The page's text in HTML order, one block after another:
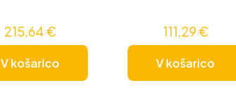
215,64 €
V košarico
111,29€
V košarico